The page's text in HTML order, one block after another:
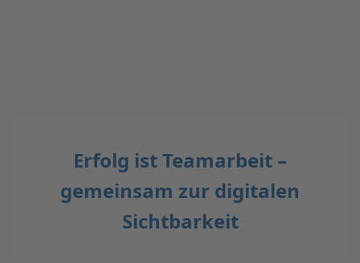
Erfolg ist Teamarbeit –
gemeinsam zur digitalen
Sichtbarkeit